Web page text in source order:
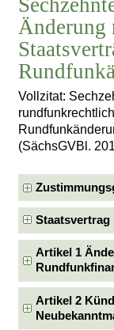
Änderung
Vollzitat:
(SächsGVBl.
Staatsvertrag
Artikel 1
Artikel 2